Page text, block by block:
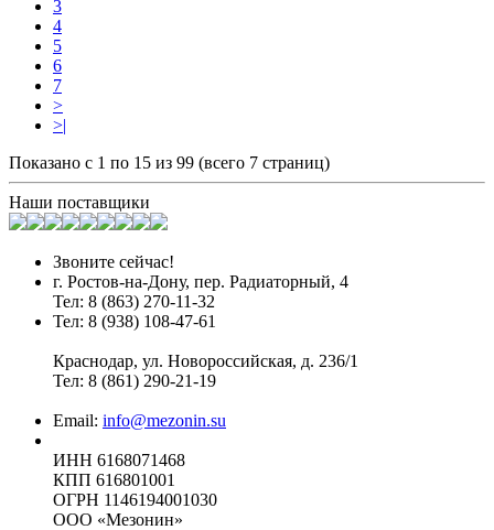
3
4
5
6
7
>
>|
Показано с 1 по 15 из 99 (всего 7 страниц)
Наши поставщики
Звоните сейчас!
г. Ростов-на-Дону, пер. Радиаторный, 4
Тел: 8 (863) 270-11-32
Тел: 8 (938) 108-47-61
Краснодар, ул. Новороссийская, д. 236/1
Тел: 8 (861) 290-21-19
Email: info@mezonin.su
ИНН 6168071468
КПП 616801001
ОГРН 1146194001030
ООО «Мезонин»